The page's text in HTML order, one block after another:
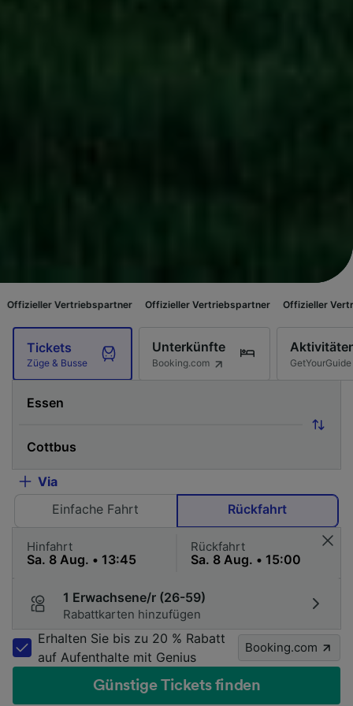
Offizieller Vertriebspartner Offizieller Vertriebspartner
Tickets
Züge & Busse
Unterkünfte
Booking.com GetYourGuide
Via
Einfache Fahrt
Rückfahrt
Hinfahrt Rückfahrt
1 Erwachsene/r (26-59)
Rabattkarten hinzufügen
Erhalten Sie bis zu 20 % Rabatt
auf Aufenthalte mit Genius
Booking.com
Günstige Tickets finden